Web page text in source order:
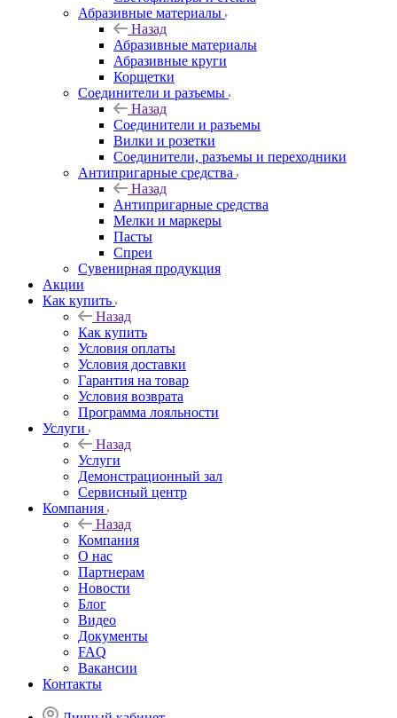
Абразивные материалы
Назад
Абразивные материалы
Абразивные круги
Корщетки
Соединители и разъемы
Назад
Соединители и разъемы
Вилки и розетки
Соединители, разъемы и переходники
Антипригарные средства
Назад
Антипригарные средства
Мелки и маркеры
Пасты
Спреи
Сувенирная продукция
Акции
Как купить
Назад
Как купить
Условия оплаты
Условия доставки
Гарантия на товар
Условия возврата
Программа лояльности
Услуги
Назад
Услуги
Демонстрационный зал
Сервисный центр
Компания
Назад
Компания
О нас
Партнерам
Новости
Блог
Видео
Документы
FAQ
Вакансии
Контакты